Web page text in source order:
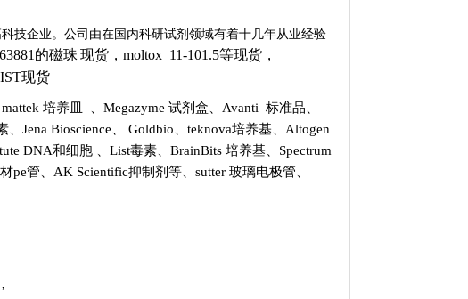
技企业。公司由在国内科研试剂领域有着十几年从业经验
的磁珠 现货，moltox 11-101.5等现货，
现货
mattek 培养皿 Megazyme 试剂盒 Avanti 标准品
、 Jena Bioscience Goldbio teknova培养基
Altogen
DNA和细胞 List毒素、 BrainBits 培养基
Spectrum
pe管 AK Scientific抑制剂等、 sutter 玻璃电极管